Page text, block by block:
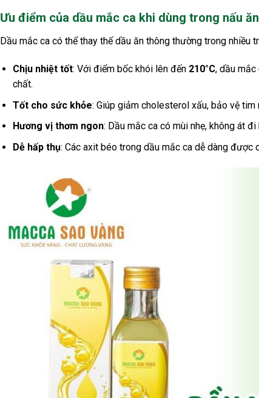
Ưu điểm của dầu mắc ca khi dùng trong nấu ăn
Dầu mắc ca có thể thay thế dầu ăn thông thường trong nhiều
Chịu nhiệt tốt: Với điểm bốc khói lên đến 210°C, dầu mắc
chất.
Tốt cho sức khỏe: Giúp giảm cholesterol xấu, bảo vệ tim
Hương vị thơm ngon: Dầu mắc ca có mùi nhẹ, không át
Dễ hấp thụ: Các axit béo trong dầu mắc ca dễ dàng được